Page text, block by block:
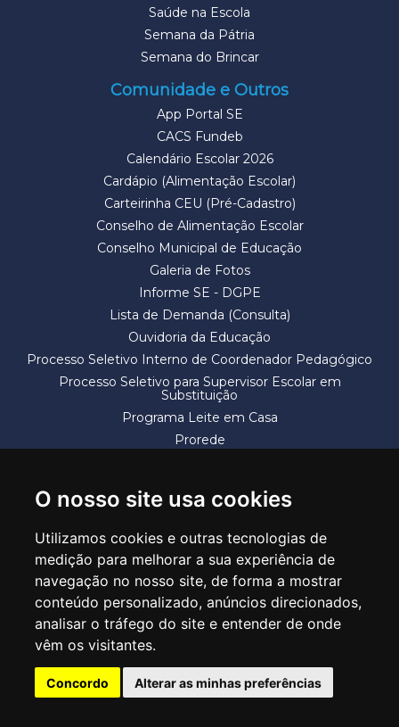
O nosso site usa cookies
Utilizamos cookies e outras tecnologias de
medição para melhorar a sua experiência de
navegação no nosso site, de forma a mostrar
conteúdo personalizado, anúncios direcionados,
analisar o tráfego do site e entender de onde
vêm os visitantes.
Concordo Alterar as minhas preferências
Saúde na Escola
Semana da Pátria
Semana do Brincar
Comunidade e Outros
App Portal SE
CACS Fundeb
Calendário Escolar 2026
Cardápio (Alimentação Escolar)
Carteirinha CEU (Pré-Cadastro)
Conselho de Alimentação Escolar
Conselho Municipal de Educação
Galeria de Fotos
Informe SE - DGPE
Lista de Demanda (Consulta)
Ouvidoria da Educação
Processo Seletivo Interno de Coordenador Pedagógico
Processo Seletivo para Supervisor Escolar em
Substituição
Programa Leite em Casa
Prorede
SECRETARIA DE EDUCAÇÃO
Rua Claudino Barbosa, 313 - Macedo - Guarulhos/SP CEP 07113-040
Central de Atendimento: *55 11 2475-7300